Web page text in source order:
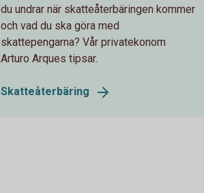
du undrar när skatteåterbäringen kommer
och vad du ska göra med
skattepengarna? Vår privatekonom
Arturo Arques tipsar.
Skatteåterbäring